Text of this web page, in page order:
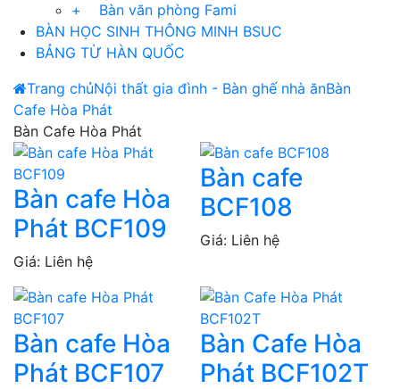
+ Bàn văn phòng Fami
BÀN HỌC SINH THÔNG MINH BSUC
BẢNG TỪ HÀN QUỐC
Trang chủNội thất gia đình - Bàn ghế nhà ănBàn
Cafe Hòa Phát
Bàn Cafe Hòa Phát
Bàn cafe Hòa
Phát BCF109
Giá: Liên hệ
Bàn cafe
BCF108
Giá: Liên hệ
Bàn cafe Hòa
Phát BCF107
Bàn Cafe Hòa
Phát BCF102T